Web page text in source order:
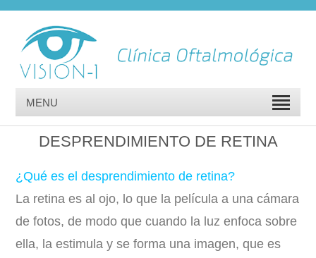
MENU
DESPRENDIMIENTO DE RETINA
¿Qué es el desprendimiento de retina?
La retina es al ojo, lo que la película a una cámara
de fotos, de modo que cuando la luz enfoca sobre
ella, la estimula y se forma una imagen, que es